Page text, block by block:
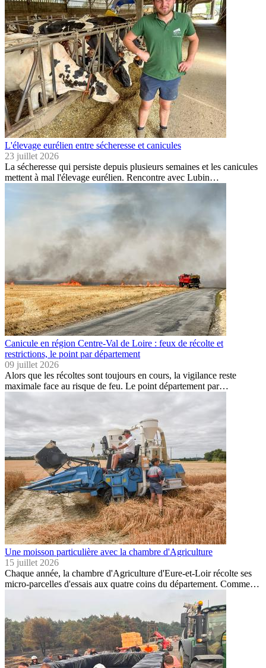
L'élevage eurélien entre sécheresse et canicules
23 juillet 2026
La sécheresse qui persiste depuis plusieurs semaines et les canicules
mettent à mal l'élevage eurélien. Rencontre avec Lubin…
Canicule en région Centre-Val de Loire : feux de récolte et
restrictions, le point par département
09 juillet 2026
Alors que les récoltes sont toujours en cours, la vigilance reste
maximale face au risque de feu. Le point département par…
Une moisson particulière avec la chambre d'Agriculture
15 juillet 2026
Chaque année, la chambre d'Agriculture d'Eure-et-Loir récolte ses
micro-parcelles d'essais aux quatre coins du département. Comme…